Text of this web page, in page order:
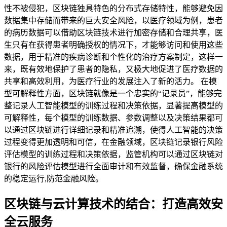
性不被侵犯，区块链独具特色的分布式存储特性，能够避免因
数据集中存储而带来的巨大安全风险，以医疗领域为例，患者
的病历数据可以借助区块链技术进行加密存储和合理共享，医
生只有在获得患者明确授权的情况下，才能够访问和使用这些
数据，用于精准的疾病诊断和个性化的治疗方案制定，这样一
来，既有效地保护了患者的隐私，又极大地促进了医疗数据的
共享和高效利用，为医疗行业的发展注入了新的活力。 在模
型可解释性方面，区块链就像是一个忠实的“记录员”，能够完
整记录人工智能模型的训练过程和决策依据，显著提高模型的
可解释性，每个模型的训练数据、参数调整以及决策结果都可
以通过区块链进行详细记录和精准追溯，使得人工智能的决策
过程变得更加透明和可信，在金融领域，区块链记录银行风险
评估模型的训练过程和决策依据，监管机构可以通过区块链对
银行的风险评估模型进行全面审计和有效监督，确保金融系统
的稳定运行,防范金融风险。
区块链与云计算技术的结合：打造高效安
全云服务